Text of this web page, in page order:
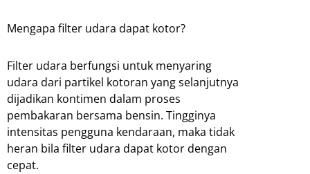
Mengapa filter udara dapat kotor?
Filter udara berfungsi untuk menyaring
udara dari partikel kotoran yang selanjutnya
dijadikan kontimen dalam proses
pembakaran bersama bensin. Tingginya
intensitas pengguna kendaraan, maka tidak
heran bila filter udara dapat kotor dengan
cepat.